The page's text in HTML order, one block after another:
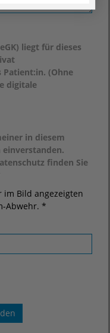
liegt für dieses
(Ohne
digitale
in diesem
einverstanden.
finden Sie
im Bild angezeigten
Abwehr. *